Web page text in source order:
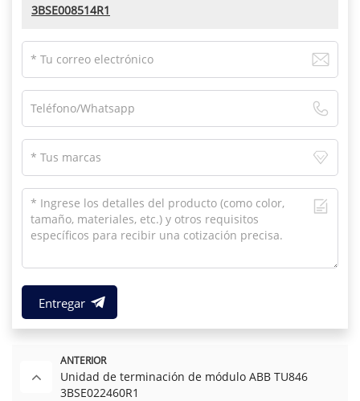
3BSE008514R1
Entregar
ANTERIOR
Unidad de terminación de módulo ABB TU846
3BSE022460R1